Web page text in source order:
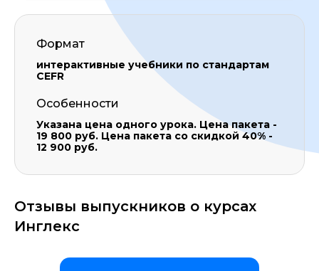
Формат
интерактивные учебники по стандартам
CEFR
Особенности
Указана цена одного урока. Цена пакета -
19 800 руб. Цена пакета со скидкой 40% -
12 900 руб.
Отзывы выпускников о курсах
Инглекс